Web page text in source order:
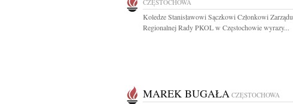
CZĘSTOCHOWA
Koledze Stanisławowi Sączkowi Członkowi Zarządu
Regionalnej Rady PKOL w Częstochowie wyrazy...
MAREK BUGAŁA CZĘSTOCHOWA